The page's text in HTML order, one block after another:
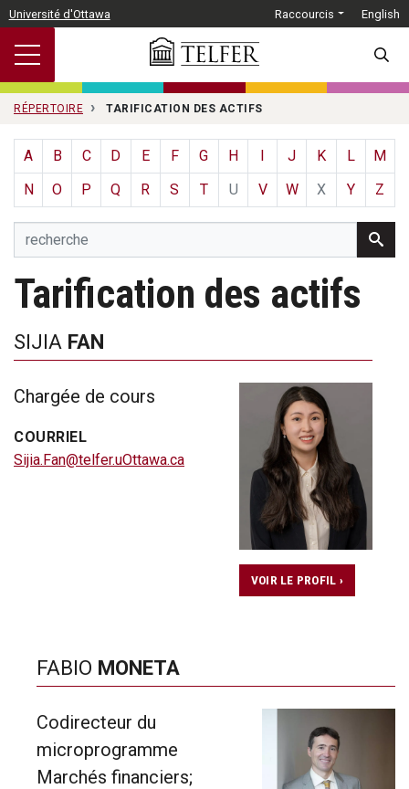
Passer au contenu principal
Université d'Ottawa Raccourcis English
RÉPERTOIRE TARIFICATION DES ACTIFS
A B C D E F G H J K L
M
N
O P Q R S T U V W X Y Z
Tarification des actifs
SIJIA FAN
Chargée de cours
COURRIEL
Sijia.Fan@telfer.uOttawa.ca
VOIR LE PROFIL ›
FABIO MONETA
Codirecteur du
microprogramme
Marchés financiers;